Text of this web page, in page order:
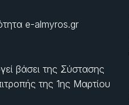
e-almyros.gr
βάσει της Σύστασης
της 1ης Μαρτίου